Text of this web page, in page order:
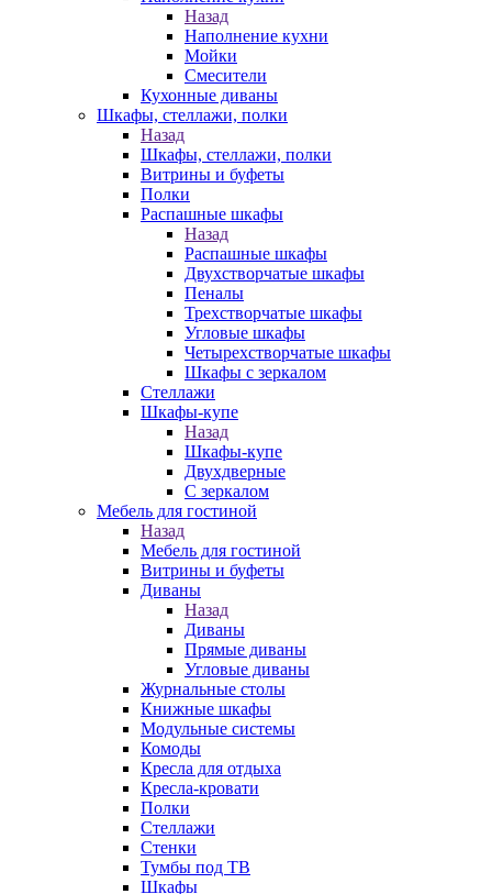
Назад
Наполнение кухни
Мойки
Смесители
Кухонные диваны
Шкафы, стеллажи, полки
Назад
Шкафы, стеллажи, полки
Витрины и буфеты
Полки
Распашные шкафы
Назад
Распашные шкафы
Двухстворчатые шкафы
Пеналы
Трехстворчатые шкафы
Угловые шкафы
Четырехстворчатые шкафы
Шкафы с зеркалом
Стеллажи
Шкафы-купе
Назад
Шкафы-купе
Двухдверные
С зеркалом
Мебель для гостиной
Назад
Мебель для гостиной
Витрины и буфеты
Диваны
Назад
Диваны
Прямые диваны
Угловые диваны
Журнальные столы
Книжные шкафы
Модульные системы
Комоды
Кресла для отдыха
Кресла-кровати
Полки
Стеллажи
Стенки
Тумбы под ТВ
Шкафы